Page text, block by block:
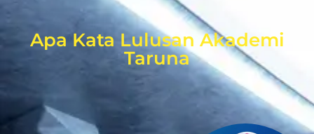
Apa Kata Lulusan Akademi
Taruna